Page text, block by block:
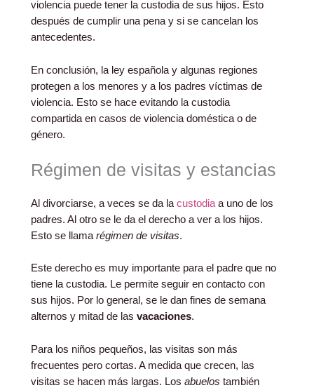
violencia puede tener la custodia de sus hijos. Esto
después de cumplir una pena y si se cancelan los
antecedentes.
En conclusión, la ley española y algunas regiones
protegen a los menores y a los padres víctimas de
violencia. Esto se hace evitando la custodia
compartida en casos de violencia doméstica o de
género.
Régimen de visitas y estancias
Al divorciarse, a veces se da la custodia a uno de los
padres. Al otro se le da el derecho a ver a los hijos.
Esto se llama régimen de visitas.
Este derecho es muy importante para el padre que no
tiene la custodia. Le permite seguir en contacto con
sus hijos. Por lo general, se le dan fines de semana
alternos y mitad de las vacaciones.
Para los niños pequeños, las visitas son más
frecuentes pero cortas. A medida que crecen, las
visitas se hacen más largas. Los abuelos también